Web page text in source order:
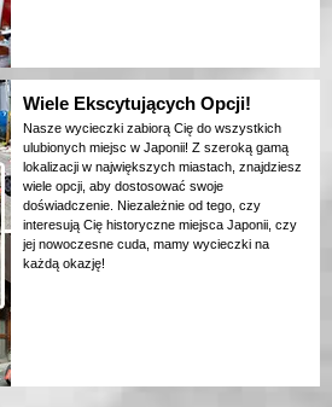
Wiele Ekscytujących Opcji!
Nasze wycieczki zabiorą Cię do wszystkich
ulubionych miejsc w Japonii! Z szeroką gamą
lokalizacji w największych miastach, znajdziesz
wiele opcji, aby dostosować swoje
doświadczenie. Niezależnie od tego, czy
interesują Cię historyczne miejsca Japonii, czy
jej nowoczesne cuda, mamy wycieczki na
każdą okazję!